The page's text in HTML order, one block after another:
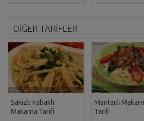
DİĞER TARİFLER
Sakızlı Kabaklı
Makarna Tarifi
Mantarlı
Tarifi